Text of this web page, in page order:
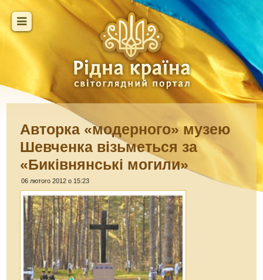
Авторка «модерного» музею
Шевченка візьметься за
«Биківнянські могили»
06 лютого 2012 о 15:23